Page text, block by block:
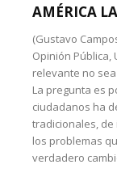
AMÉRICA
(Gustavo
Opinión Pública,
relevante no
La pregunta es
ciudadanos ha
tradicionales,
los problemas
verdadero